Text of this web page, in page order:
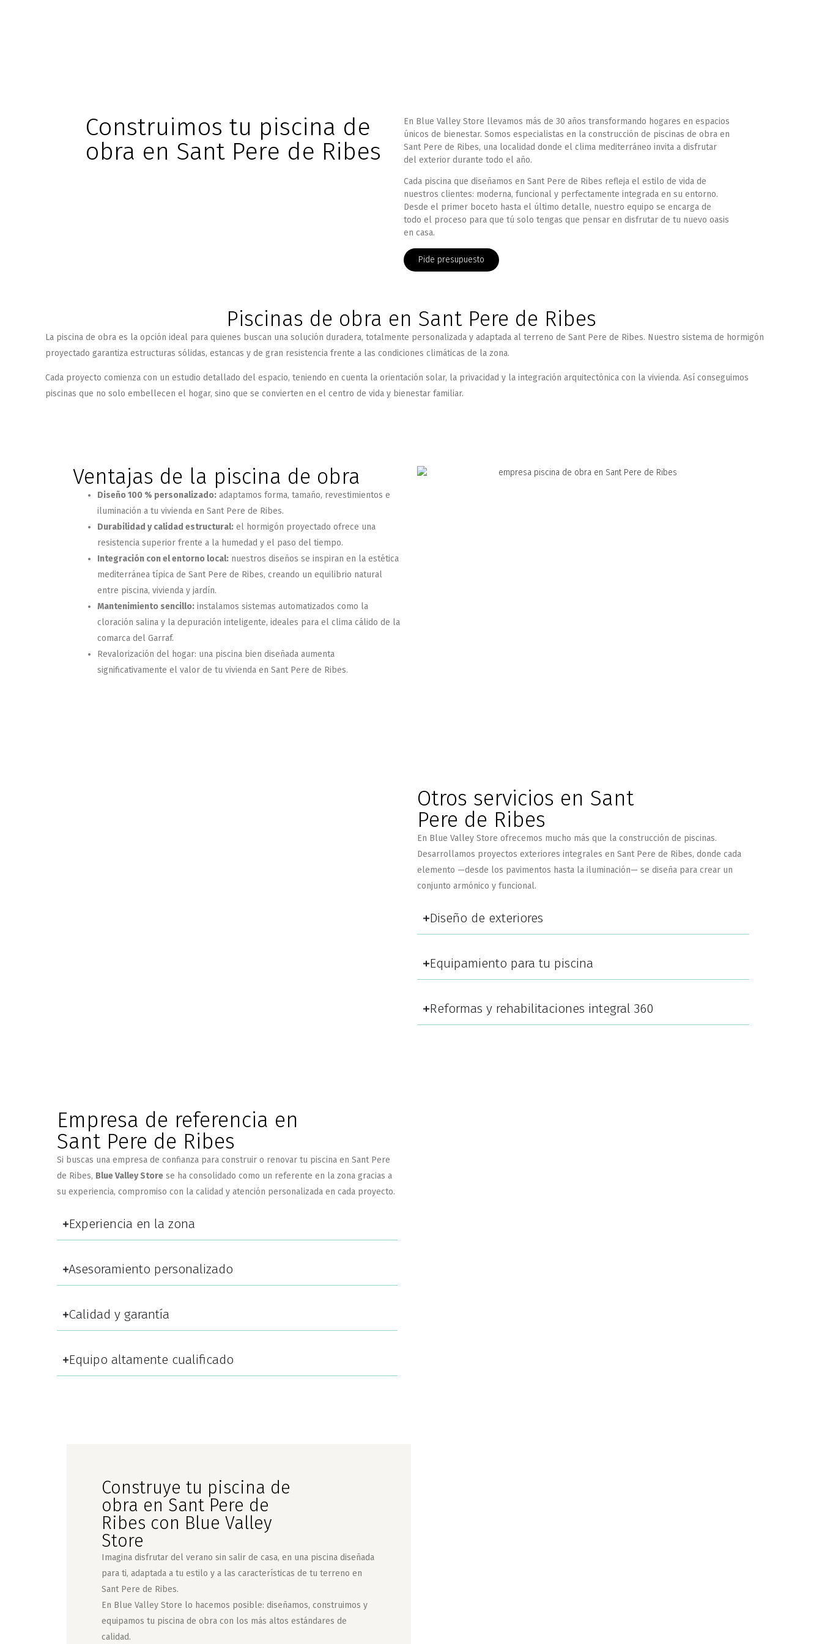
Construimos tu piscina de
obra en Sant Pere de Ribes
En Blue Valley Store llevamos más de 30 años transformando hogares en espacios
únicos de bienestar. Somos especialistas en laconstrucción de piscinas de obra en
Sant Pere de Ribes, una localidad donde el clima mediterráneo invita a disfrutar
del exterior durante todo el año.
Cada piscina que diseñamos en Sant Pere de Ribes refleja el estilo de vida de
nuestros clientes: moderna, funcional y perfectamente integrada en su entorno.
Desde el primer boceto hasta el último detalle, nuestro equipo se encarga de
todo el proceso para que tú solo tengas que pensar en disfrutar de tu nuevo oasis
en casa.
Pide presupuesto
Piscinas de obra en Sant Pere de Ribes
La piscina de obra es la opción ideal para quienes buscan una solución duradera, totalmente personalizada y adaptada al terreno de Sant Pere de Ribes. Nuestro sistema de hormigón
proyectado garantiza estructuras sólidas, estancas y de gran resistencia frente a las condiciones climáticas de la zona.
Cada proyecto comienza con un estudio detallado del espacio, teniendo en cuenta la orientación solar, la privacidad y la integración arquitectónica con la vivienda. Así conseguimos
piscinas que no solo embellecen el hogar, sino que se convierten en el centro de vida y bienestar familiar.
Ventajas de la piscina de obra
Diseño 100 % personalizado: adaptamos forma, tamaño, revestimientos e
iluminación a tu vivienda en Sant Pere de Ribes.
Durabilidad y calidad estructural: el hormigón proyectado ofrece una
resistencia superior frente a la humedad y el paso del tiempo.
Integración con el entorno local: nuestros diseños se inspiran en la estética
mediterránea típica de Sant Pere de Ribes, creando un equilibrio natural
entre piscina, vivienda y jardín.
Mantenimiento sencillo: instalamos sistemas automatizados como la
cloración salina y la depuración inteligente, ideales para el clima cálido de la
comarca del Garraf.
Revalorización del hogar: una piscina bien diseñada aumenta
significativamente el valor de tu vivienda en Sant Pere de Ribes.
Otros servicios en Sant
Pere de Ribes
En Blue Valley Store ofrecemos mucho más que la construcción de piscinas.
Desarrollamos proyectos exteriores integrales en Sant Pere de Ribes, donde cada
elemento —desde los pavimentos hasta la iluminación— se diseña para crear un
conjunto armónico y funcional.
Diseño de exteriores
Equipamiento para tu piscina
Reformas y rehabilitaciones integral 360
Empresa de referencia en
Sant Pere de Ribes
Si buscas una empresa de confianza para construir o renovar tu piscina en Sant Pere
de Ribes, Blue Valley Storese ha consolidado como un referente en la zona gracias a
su experiencia, compromiso con la calidad y atención personalizada en cada proyecto.
Experiencia en la zona
Asesoramiento personalizado
Calidad y garantía
Equipo altamente cualificado
Construye tu piscina de
obra en Sant Pere de
Ribes con Blue Valley
Store
Imagina disfrutar del verano sin salir de casa, en una piscina diseñada
para ti, adaptada a tu estilo y a las características de tu terreno en
Sant Pere de Ribes.
En Blue Valley Store lo hacemos posible: diseñamos, construimos y
equipamos tu piscina de obra con los más altos estándares de
calidad.